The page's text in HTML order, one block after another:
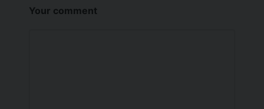
Your comment